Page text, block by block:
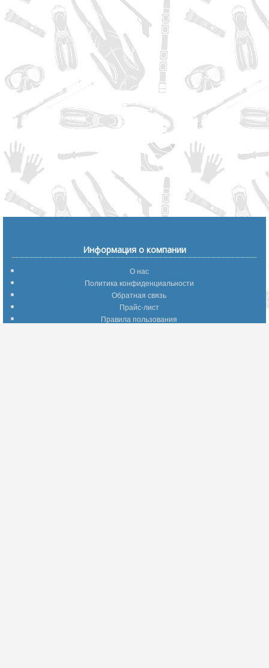
Информация о компании
О нас
Политика конфиденциальности
Обратная связь
Прайс-лист
Правила пользования